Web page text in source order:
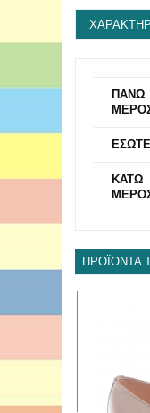
ΠΑΝΩ
ΚΑΤΩ
ΠΡΟΪΌΝΤΑ